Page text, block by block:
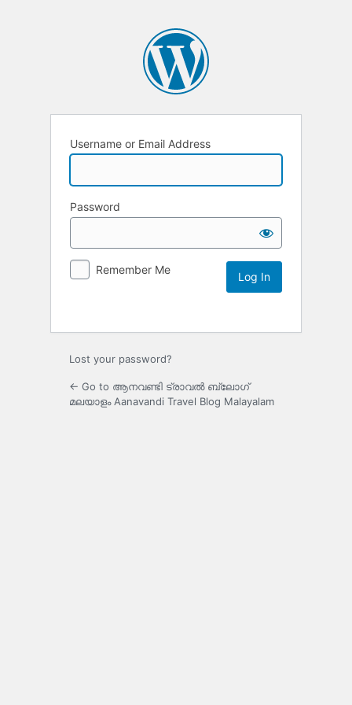
Username or Email Address
Password
Remember Me
Lost your password?
← Go to ആനവണ്ടി ട്രാവൽ ബ്ലോഗ്
മലയാളം Aanavandi Travel Blog Malayalam